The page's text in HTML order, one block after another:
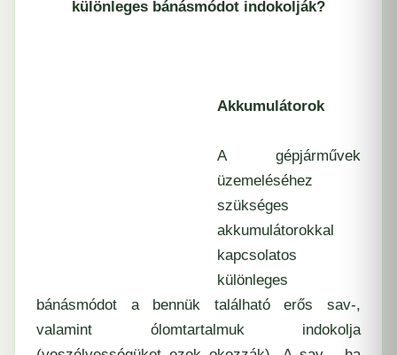
különleges bánásmódot indokolják?
Akkumulátorok
A gépjárművek
üzemeléséhez
szükséges
akkumulátorokkal
kapcsolatos
különleges
bánásmódot a bennük található erős sav-,
valamint ólomtartalmuk indokolja